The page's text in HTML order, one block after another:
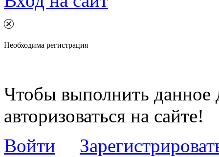
Необходима регистрация
Чтобы выполнить данное
авторизоваться на сайте!
Войти